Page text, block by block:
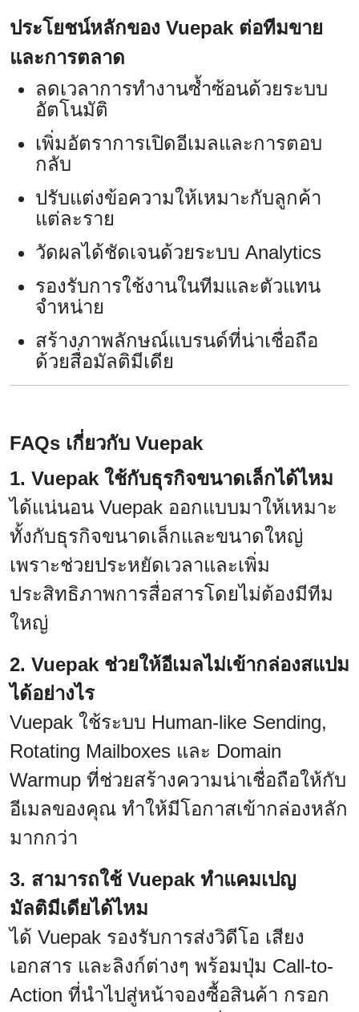
ประโยชน์หลักของ Vuepak ต่อทีมขาย
และการตลาด
ลดเวลาการทำงานซ้ำซ้อนด้วยระบบ
อัตโนมัติ
เพิ่มอัตราการเปิดอีเมลและการตอบ
กลับ
ปรับแต่งข้อความให้เหมาะกับลูกค้า
แต่ละราย
วัดผลได้ชัดเจนด้วยระบบ Analytics
รองรับการใช้งานในทีมและตัวแทน
จำหน่าย
สร้างภาพลักษณ์แบรนด์ที่น่าเชื่อถือ
ด้วยสื่อมัลติมีเดีย
FAQs เกี่ยวกับ Vuepak
1. Vuepak ใช้กับธุรกิจขนาดเล็กได้ไหม
ได้แน่นอน Vuepak ออกแบบมาให้เหมาะ
ทั้งกับธุรกิจขนาดเล็กและขนาดใหญ่
เพราะช่วยประหยัดเวลาและเพิ่ม
ประสิทธิภาพการสื่อสารโดยไม่ต้องมีทีม
ใหญ่
2. Vuepak ช่วยให้อีเมลไม่เข้ากล่องสแปม
ได้อย่างไร
Vuepak ใช้ระบบ Human-like Sending,
Rotating Mailboxes และ Domain
Warmup ที่ช่วยสร้างความน่าเชื่อถือให้กับ
อีเมลของคุณ ทำให้มีโอกาสเข้ากล่องหลัก
มากกว่า
3. สามารถใช้ Vuepak ทำแคมเปญ
มัลติมีเดียได้ไหม
ได้ Vuepak รองรับการส่งวิดีโอ เสียง
เอกสาร และลิงก์ต่างๆ พร้อมปุ่ม Call-to-
Action ที่นำไปสู่หน้าจองซื้อสินค้า กรอก